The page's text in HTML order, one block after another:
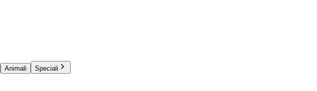
Animali
Speciali